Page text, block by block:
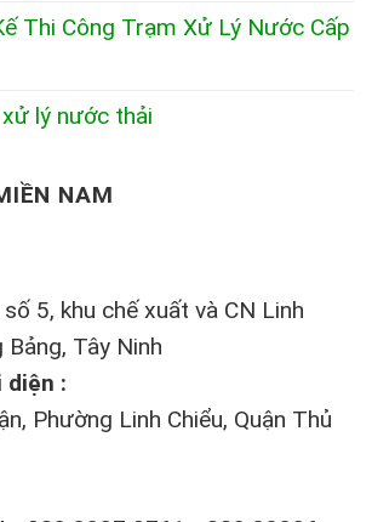
Thi Công Trạm Xử Lý Nước Cấp
lý nước thải
NAM
5, khu chế xuất và CN Linh
Tây Ninh
diện :
Phường Linh Chiểu, Quận Thủ